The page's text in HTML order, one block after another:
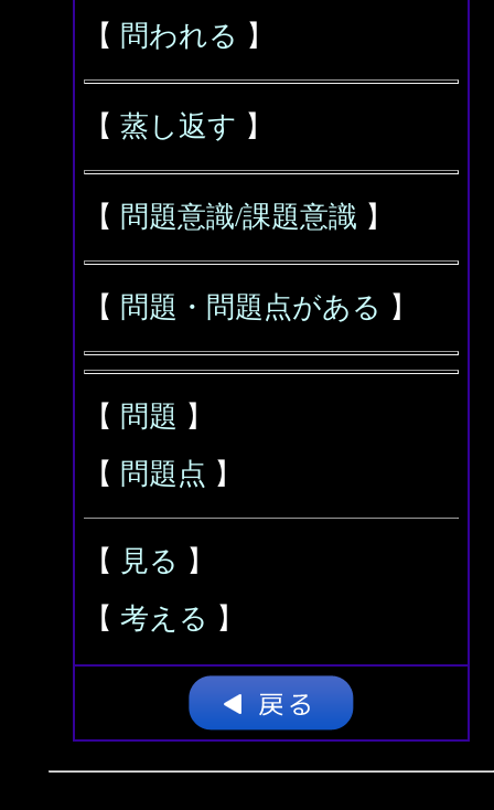
【 問われる 】
【 蒸し返す 】
【 問題意識/課題意識 】
【 問題・問題点がある 】
【 問題 】
【 問題点 】
【 見る 】
【 考える 】